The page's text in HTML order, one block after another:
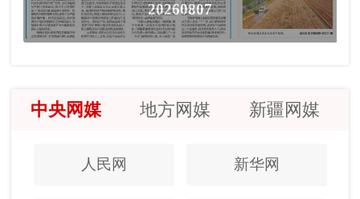
20260807
中央网媒 地方网媒 新疆网媒
人民网 新华网